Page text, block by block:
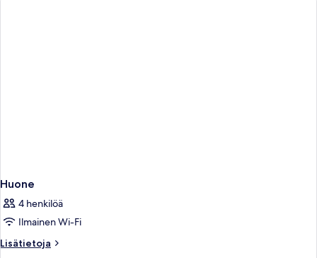
Huone
4 henkilöä
Ilmainen Wi-Fi
Lisätietoja
Lisätietoja